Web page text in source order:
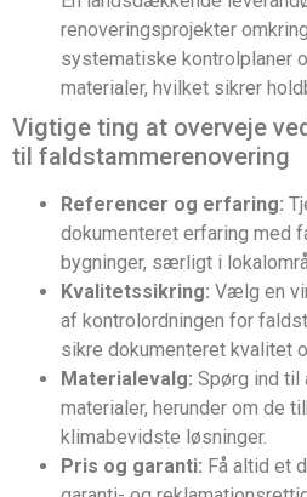
renoveringsprojekter
systematiske kontrolplaner
materialer, hvilket sikrer
Vigtige ting at overveje
til faldstammerenovering
Referencer og erfaring:
dokumenteret erfaring med
bygninger, særligt i
Kvalitetssikring: Vælg en
af kontrolordningen for
sikre dokumenteret kvalitet
Materialevalg: Spørg ind til
materialer, herunder om de
klimabevidste løsninger.
Pris og garanti: Få altid et